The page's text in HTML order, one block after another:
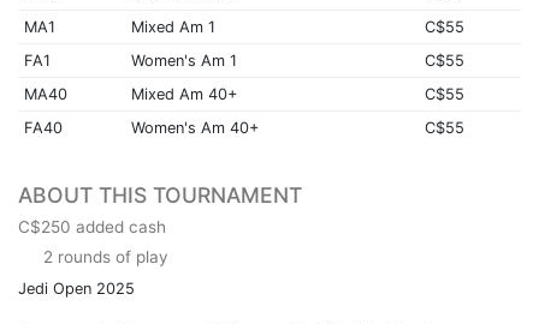
MA1
Mixed Am 1
C$55
FA1
Women's Am 1
C$55
MA40
Mixed Am 40+
C$55
FA40
Women's Am 40+ C$55
ABOUT THIS TOURNAMENT
C$250 added cash
2 rounds of play
Jedi Open 2025